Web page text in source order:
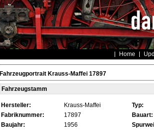
Home
Fahrzeugportrait Krauss-Maffei 17897
Fahrzeugstamm
Hersteller: Krauss-Maffei Typ:
Fabriknummer:
17897 Bauart:
Baujahr:
1956